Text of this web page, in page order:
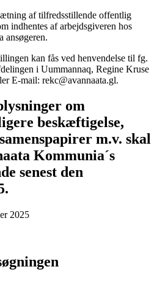
af tilfredsstillende offentlig
indhentes af arbejdsgiveren hos
ansøgeren.
kan fås ved henvendelse til fg.
i Uummannaq, Regine Kruse
E-mail: rekc@avannaata.gl.
om
beskæftigelse,
m.v. skal
Kommunia´s
senest den
2025